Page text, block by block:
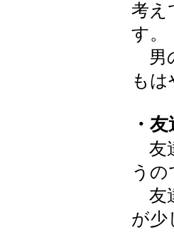
考え
す。
男
もは
・
友
う
友
が少